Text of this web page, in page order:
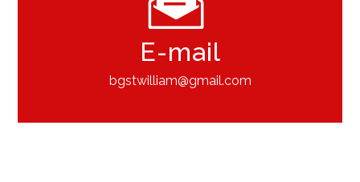
E-mail
bgstwilliam@gmail.com